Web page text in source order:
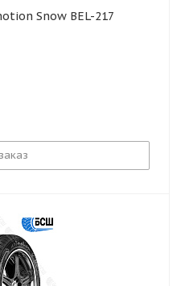
Snow BEL-217